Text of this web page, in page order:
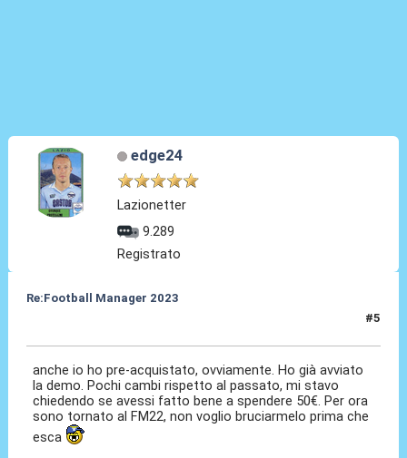
edge24
Lazionetter
9.289
Registrato
Re:Football Manager 2023
#5
anche io ho pre-acquistato, ovviamente. Ho già avviato
la demo. Pochi cambi rispetto al passato, mi stavo
chiedendo se avessi fatto bene a spendere 50€. Per ora
sono tornato al FM22, non voglio bruciarmelo prima che
esca